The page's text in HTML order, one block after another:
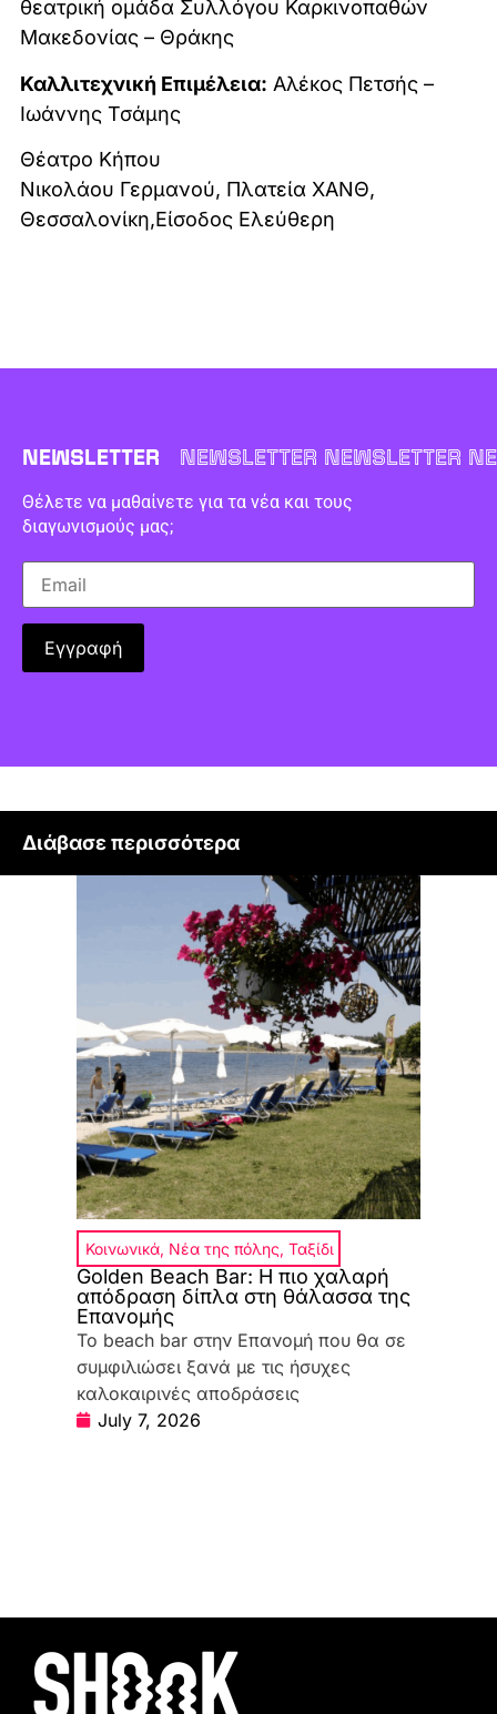
θεατρική ομάδα Συλλόγου Καρκινοπαθών
Μακεδονίας – Θράκης
Καλλιτεχνική Επιμέλεια: Αλέκος Πετσής –
Ιωάννης Τσάμης
Θέατρο Κήπου
Νικολάου Γερμανού, Πλατεία ΧΑΝΘ,
Θεσσαλονίκη,Είσοδος Ελεύθερη
NEWSLETTER NEWSLETTER NEWSLETTER
Θέλετε να μαθαίνετε για τα νέα και τους
διαγωνισμούς μας;
Διάβασε περισσότερα
Κοινωνικά, Νέα της πόλης, Ταξίδι
Golden Beach Bar: Η πιο χαλαρή
απόδραση δίπλα στη θάλασσα της
Επανομής
Το beach bar στην Επανομή που θα σε
συμφιλιώσει ξανά με τις ήσυχες
καλοκαιρινές αποδράσεις
July 7, 2026